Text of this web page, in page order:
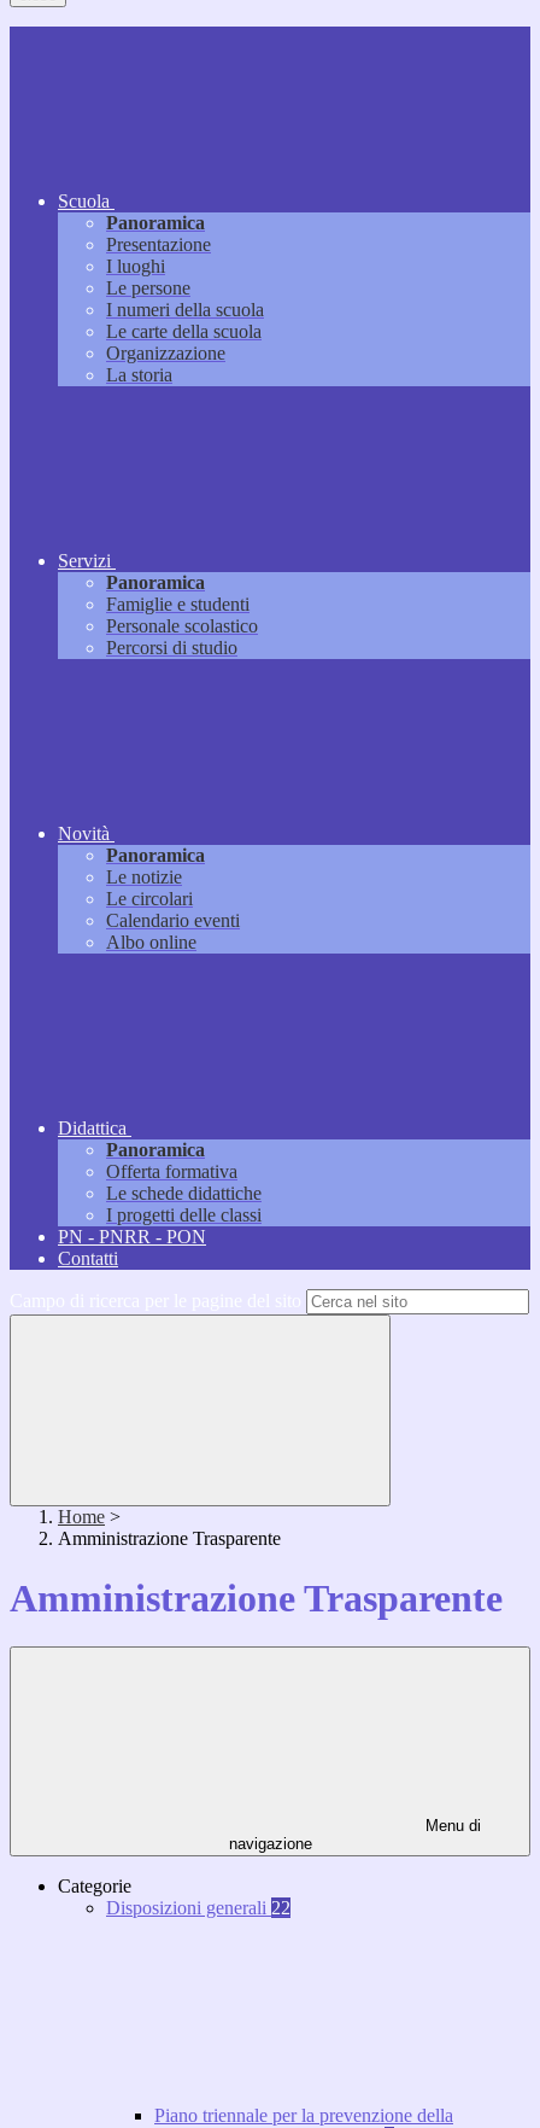
Scuola
Panoramica
Presentazione
I luoghi
Le persone
I numeri della scuola
Le carte della scuola
Organizzazione
La storia
Servizi
Panoramica
Famiglie e studenti
Personale scolastico
Percorsi di studio
Novità
Panoramica
Le notizie
Le circolari
Calendario eventi
Albo online
Didattica
Panoramica
Offerta formativa
Le schede didattiche
I progetti delle classi
PN - PNRR - PON
Contatti
Home >
Amministrazione Trasparente
Amministrazione Trasparente
Menu di
navigazione
Categorie
Disposizioni generali 22
Piano triennale per la prevenzione della